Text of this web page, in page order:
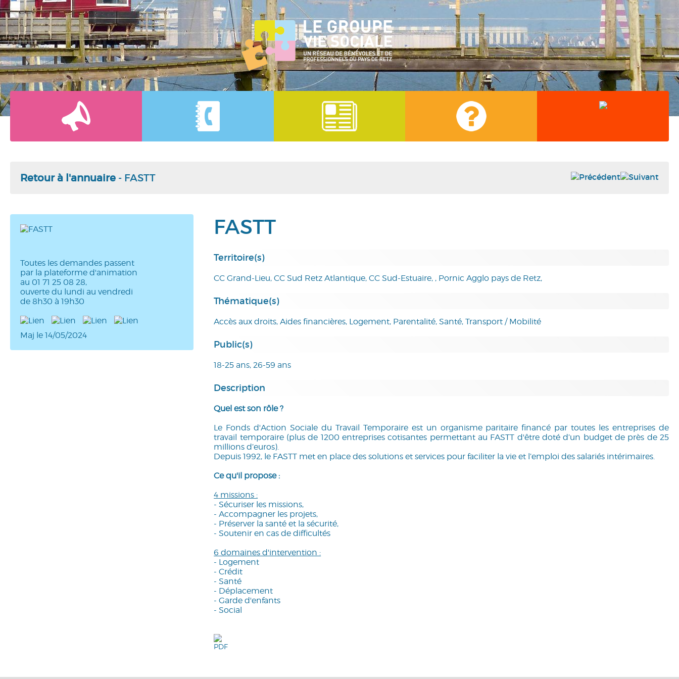
Retour à l'annuaire - FASTT
Toutes les demandes passent
par la plateforme d'animation
au 01 71 25 08 28,
ouverte du lundi au vendredi
de 8h30 à 19h30
Maj le 14/05/2024
FASTT
Territoire(s)
CC Grand-Lieu, CC Sud Retz Atlantique, CC Sud-Estuaire, , Pornic Agglo pays de Retz,
Thématique(s)
Accès aux droits, Aides financières, Logement, Parentalité, Santé, Transport / Mobilité
Public(s)
18-25 ans, 26-59 ans
Description
Quel est son rôle ?
Le Fonds d'Action Sociale du Travail Temporaire est un organisme paritaire financé par toutes les entreprises de
travail temporaire (plus de 1200 entreprises cotisantes permettant au FASTT d'être doté d’un budget de près de 25
millions d’euros).
Depuis 1992, le FASTT met en place des solutions et services pour faciliter la vie et l’emploi des salariés intérimaires.
Ce qu'il propose :
4 missions :
- Sécuriser les missions,
- Accompagner les projets,
- Préserver la santé et la sécurité,
- Soutenir en cas de difficultés
6 domaines d'intervention :
- Logement
- Crédit
- Santé
- Déplacement
- Garde d'enfants
- Social